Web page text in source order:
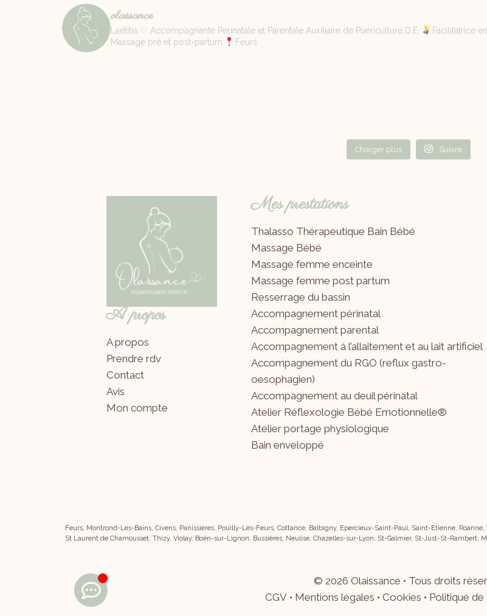
olaissance
Laëtitia ♡ Accompagnante Périnatale et Parentale Auxiliaire de Puériculture D.E. Facilitatrice
Massage pré et post-partum
Feurs
Charger plus Suivre
A propos
A propos
Prendre rdv
Contact
Avis
Mon compte
Mes prestations
Thalasso Thérapeutique Bain Bébé
Massage Bébé
Massage femme enceinte
Massage femme post partum
Resserrage du bassin
Accompagnement périnatal
Accompagnement parental
Accompagnement à l’allaitement et au lait artificiel
Accompagnement du RGO (reflux gastro-
oesophagien)
Accompagnement au deuil périnatal
Atelier Réflexologie Bébé Emotionnelle®
Atelier portage physiologique
Bain enveloppé
Feurs, Montrond-Les-Bains, Civens, Panissières, Pouilly-Lès-Feurs, Cottance, Balbigny, Epercieux-Saint-Paul, Saint-Etienne,
St Laurent de Chamousset, Thizy, Violay, Boën-sur-Lignon, Bussières, Neulise, Chazelles-sur-Lyon, St-Galmier, St-Just-St-Rambert,
© 2026 Olaissance • Tous droits
CGV • Mentions légales • Cookies • Politique